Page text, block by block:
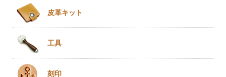
皮革キット
工具
刻印